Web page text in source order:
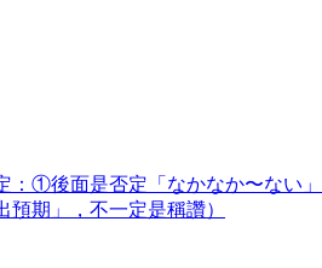
：①後面是否定「なかなか〜な
期」，不一定是稱讚）